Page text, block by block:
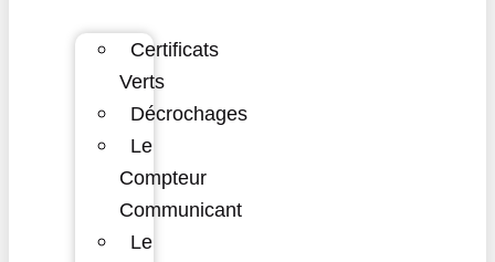
Certificats
Verts
Décrochages
Le
Compteur
Communicant
Le